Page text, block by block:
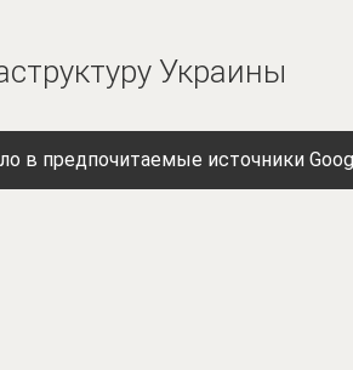
Украины
в предпочитаемые источники